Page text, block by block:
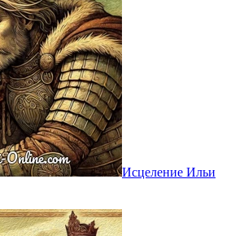
Исцеление Ильи